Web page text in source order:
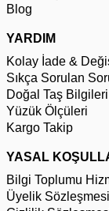
Blog
YARDIM
Kolay İade &
Sıkça Sorulan
Doğal Taş Bilgileri
Yüzük Ölçüleri
Kargo Takip
YASAL
Bilgi Toplumu
Üyelik Sözleşmesi